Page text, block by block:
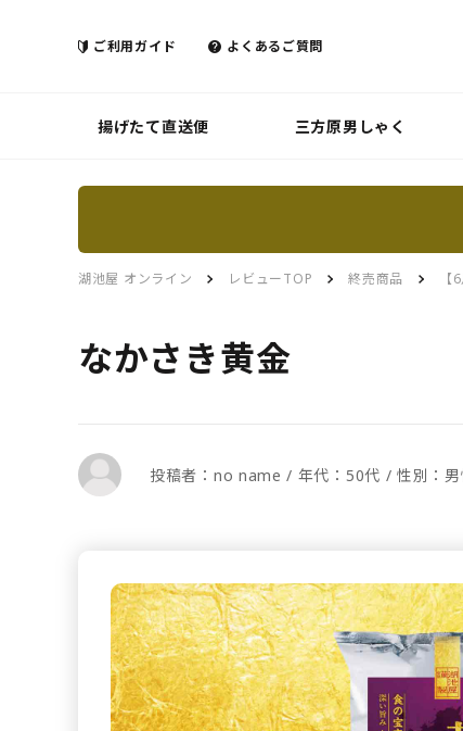
ご利用ガイド よくあるご質問
揚げたて直送便 三方原男しゃく
湖池屋 オンライン レビューTOP 終売商品
なかさき黄金
投稿者：no name / 年代：50代 / 性別：